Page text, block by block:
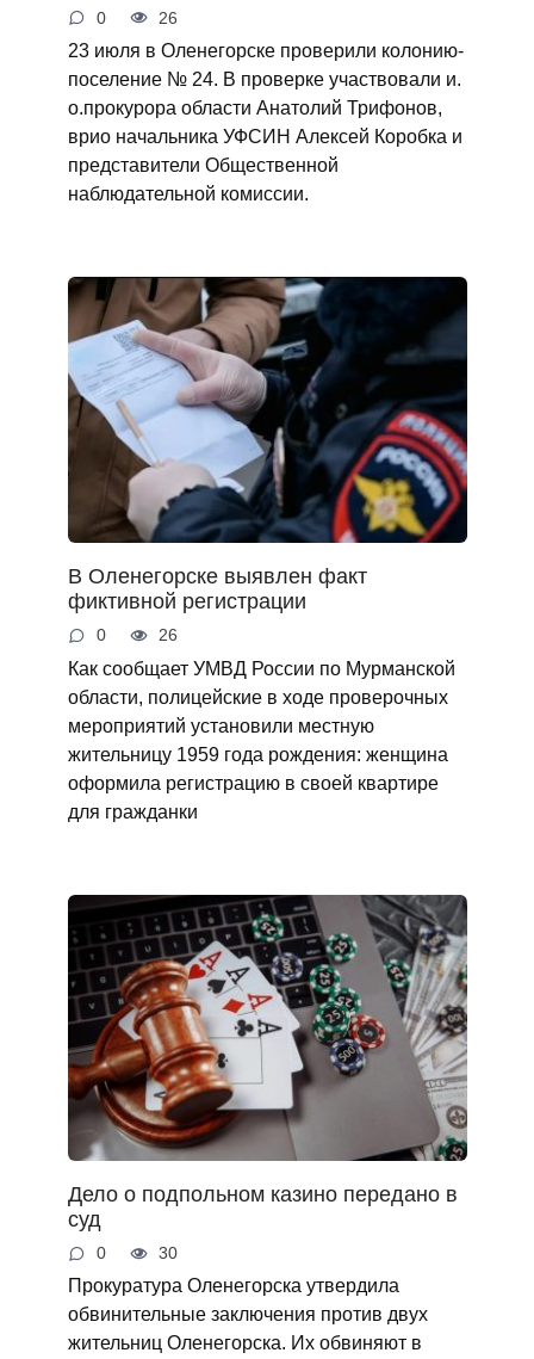
0 26
23 июля в Оленегорске проверили колонию-
поселение № 24. В проверке участвовали и.
о.прокурора области Анатолий Трифонов,
врио начальника УФСИН Алексей Коробка и
представители Общественной
наблюдательной комиссии.
В Оленегорске выявлен факт
фиктивной регистрации
0 26
Как сообщает УМВД России по Мурманской
области, полицейские в ходе проверочных
мероприятий установили местную
жительницу 1959 года рождения: женщина
оформила регистрацию в своей квартире
для гражданки
Дело о подпольном казино передано в
суд
0 30
Прокуратура Оленегорска утвердила
обвинительные заключения против двух
жительниц Оленегорска. Их обвиняют в